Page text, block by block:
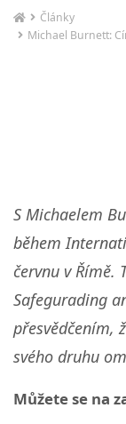
Články
Michael Burnett:
S Michaelem
během
červnu v Římě.
Safegurading
přesvědčením,
svého druhu
Můžete se na